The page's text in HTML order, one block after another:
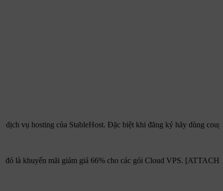
vụ hosting của StableHost. Đặc biệt khi đăng ký hãy
là khuyến mãi giảm giá 66% cho các gói Cloud VPS.